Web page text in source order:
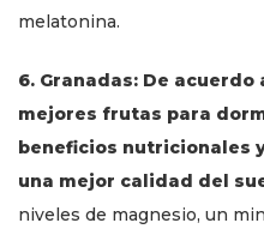
melatonina.
6. Granadas: De
mejores frutas para
beneficios nutricionales
una mejor calidad del
niveles de magnesio, un